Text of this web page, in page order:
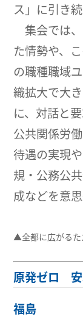
ス」に引き
集会では
た情勢や、
の職種職域
織拡大で大
に、対話と
公共関係労
待遇の実現
規・公務公
成などを意
▲全都に広がるた
原発ゼロ 安
福島